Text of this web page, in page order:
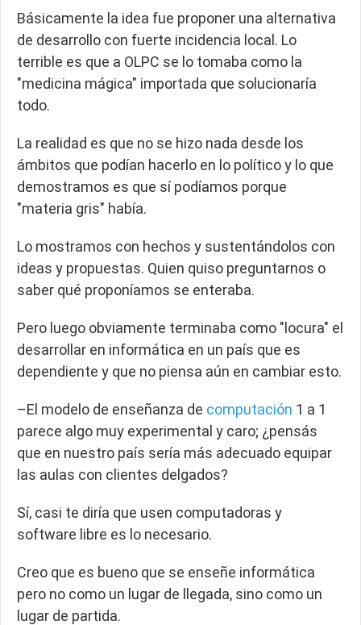
Básicamente la idea fue proponer una alternativa
de desarrollo con fuerte incidencia local. Lo
terrible es que a OLPC se lo tomaba como la
"medicina mágica" importada que solucionaría
todo.
La realidad es que no se hizo nada desde los
ámbitos que podían hacerlo en lo político y lo que
demostramos es que sí podíamos porque
"materia gris" había.
Lo mostramos con hechos y sustentándolos con
ideas y propuestas. Quien quiso preguntarnos o
saber qué proponíamos se enteraba.
Pero luego obviamente terminaba como "locura" el
desarrollar en informática en un país que es
dependiente y que no piensa aún en cambiar esto.
–El modelo de enseñanza de computación 1 a 1
parece algo muy experimental y caro; ¿pensás
que en nuestro país sería más adecuado equipar
las aulas con clientes delgados?
Sí, casi te diría que usen computadoras y
software libre es lo necesario.
Creo que es bueno que se enseñe informática
pero no como un lugar de llegada, sino como un
lugar de partida.